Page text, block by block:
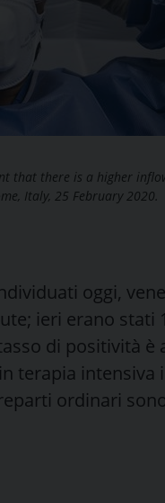
that there is a higher
Italy, 25 February 2020.
oggi,
ieri erano stati
di positività è
terapia intensiva
ordinari